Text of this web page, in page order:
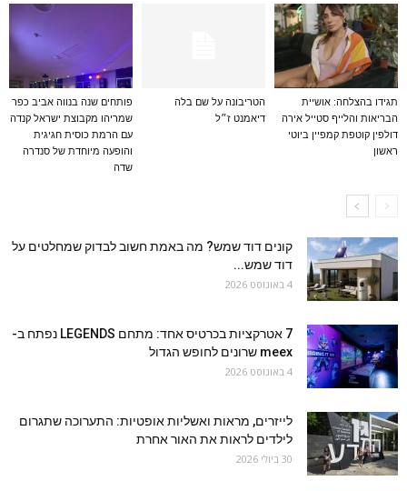
תגידו בהצלחה: אושיית
הבריאות והלייף סטייל אירה
דולפין קוטפת קמפיין ביוטי
ראשון
הטריבונה על שם בלה
דיאמנט ז״ל
פותחים שנה בנווה אביב כפר
שמריהו מקבוצת ישראל קנדה
עם הרמת כוסית חגיגית
והופעה מיוחדת של סנדרה
שדה
קונים דוד שמש? מה באמת חשוב לבדוק שמחלטים על
דוד שמש...
4 באוגוסט 2026
7 אטרקציות בכרטיס אחד: מתחם LEGENDS נפתח ב-
meex שרונים לחופש הגדול
4 באוגוסט 2026
לייזרים, מראות ואשליות אופטיות: התערוכה שתגרום
לילדים לראות את האור אחרת
30 ביולי 2026